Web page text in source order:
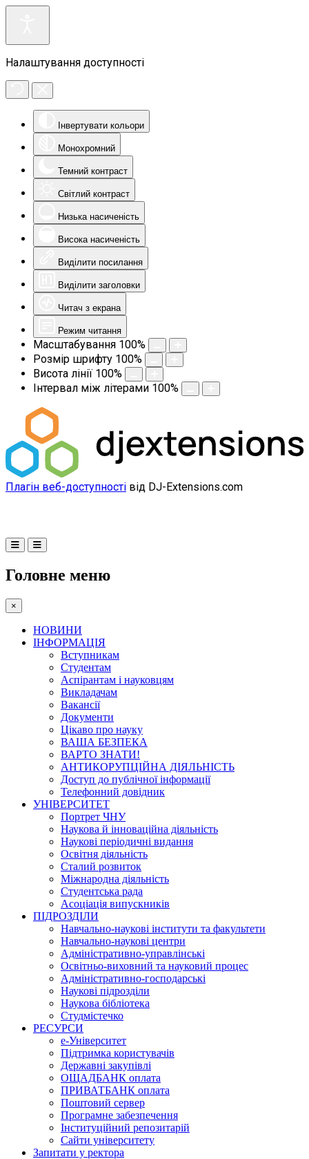
Налаштування доступності
Інвертувати кольори
Монохромний
Темний контраст
Світлий контраст
Низька насиченість
Висока насиченість
Виділити посилання
Виділити заголовки
Читач з екрана
Режим читання
Масштабування 100%
Розмір шрифту 100%
Висота лінії 100%
Інтервал між літерами 100%
Плагін веб-доступності від DJ-Extensions.com
Головне меню
×
НОВИНИ
ІНФОРМАЦІЯ
Вступникам
Студентам
Аспірантам і науковцям
Викладачам
Вакансії
Документи
Цікаво про науку
ВАША БЕЗПЕКА
ВАРТО ЗНАТИ!
АНТИКОРУПЦІЙНА ДІЯЛЬНІСТЬ
Доступ до публічної інформації
Телефонний довідник
УНІВЕРСИТЕТ
Портрет ЧНУ
Наукова й інноваційна діяльність
Наукові періодичні видання
Освітня діяльність
Сталий розвиток
Міжнародна діяльність
Студентська рада
Асоціація випускників
ПІДРОЗДІЛИ
Навчально-наукові інститути та факультети
Навчально-наукові центри
Адміністративно-управлінські
Освітньо-виховний та науковий процес
Адміністративно-господарські
Наукові підрозділи
Наукова бібліотека
Студмістечко
РЕСУРСИ
е-Університет
Підтримка користувачів
Державні закупівлі
ОЩАДБАНК оплата
ПРИВАТБАНК оплата
Поштовий сервер
Програмне забезпечення
Інституційний репозитарій
Сайти університету
Запитати у ректора